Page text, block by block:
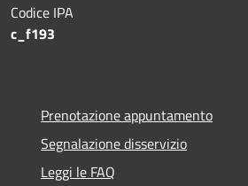
Codice IPA
c_f193
Prenotazione appuntamento
Segnalazione disservizio
Leggi le FAQ